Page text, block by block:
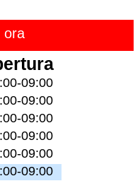
ora
09:00
09:00
09:00
09:00
09:00
09:00